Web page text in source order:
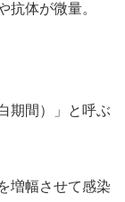
体が微量。
期間）」と呼ぶ
増幅させて感染